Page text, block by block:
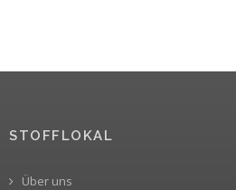
STOFFLOKAL
Über uns